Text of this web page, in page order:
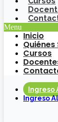
Menu
Inicio
Cursos
Ingreso
Ingreso